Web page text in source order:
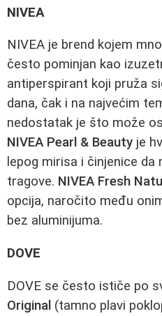
NIVEA
NIVEA je brend kojem
često pominjan kao
antiperspirant koji pruža
dana, čak i na najvećim
nedostatak je što može
NIVEA Pearl & Beauty je
lepog mirisa i činjenice
tragove. NIVEA Fresh
opcija, naročito među
bez aluminijuma.
DOVE
DOVE se često ističe po
Original (tamno plavi